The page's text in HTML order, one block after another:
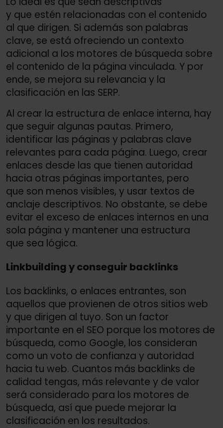
y que estén relacionadas con el contenido
al que dirigen. Si además son palabras
clave, se está ofreciendo un contexto
adicional a los motores de búsqueda sobre
el contenido de la página vinculada. Y por
ende, se mejora su relevancia y la
clasificación en las SERP.
Al crear la estructura de enlace interna, hay
que seguir algunas pautas. Primero,
identificar las páginas y palabras clave
relevantes para cada página. Luego, crear
enlaces desde las que tienen autoridad
hacia otras páginas importantes, pero
que son menos visibles, y usar textos de
anclaje descriptivos. No obstante, se debe
evitar el exceso de enlaces internos en una
sola página y mantener una estructura
que sea lógica.
Linkbuilding y conseguir backlinks
Los backlinks, o enlaces entrantes, son
aquellos que provienen de otros sitios web
y que dirigen al tuyo. Son un factor
importante en el SEO porque los motores de
búsqueda, como Google, los consideran
como un voto de confianza y autoridad
hacia tu web. Cuantos más backlinks de
calidad tengas, más relevante y de valor
será considerado para los motores de
búsqueda, así que puede mejorar la
clasificación en los resultados.